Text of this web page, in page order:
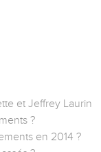
et Jeffrey Laurin
?
en 2014 ?